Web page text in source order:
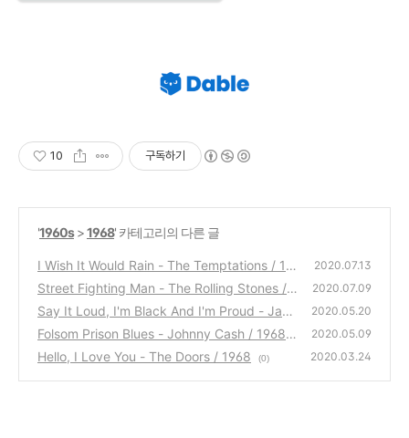
10 구독하기
'1960s>1968' 카테고리의 다른 글
I Wish It Would Rain - The Temptations / 19
68
(0)
2020.07.13
Street Fighting Man - The Rolling Stones / 1
968
(0)
2020.07.09
Say It Loud, I'm Black And I'm Proud - Jam
es Brown / 1968
(0)
2020.05.20
Folsom Prison Blues - Johnny Cash / 1968
(0)
2020.05.09
Hello, I Love You - The Doors / 1968 (0) 2020.03.24